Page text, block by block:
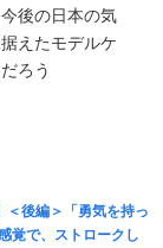
後の日本の気
えたモデルケ
ろう
＜後編＞「勇気を持っ
覚で、ストロークし